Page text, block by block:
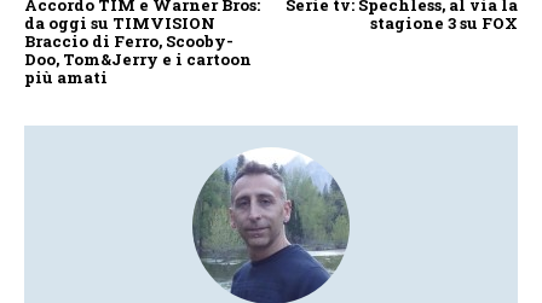
Accordo TIM e Warner Bros:
da oggi su TIMVISION
Braccio di Ferro, Scooby-
Doo, Tom&Jerry e i cartoon
più amati
Serie tv: Spechless, al via la
stagione 3 su FOX